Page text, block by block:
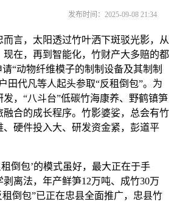
发布时间：2025-09-08 21:34
言，太阳透过竹叶洒下斑驳光影，从
在，再到智能化，竹财产大多赔的都
“动物纤维模子的制制设备及其制制
田代凡等人起头参取“反租倒包”。为
，“八斗台”低碳竹海康养、野鹤镇笋
合的成长程序。竹影婆娑，总会有竹
、硬件投入大、研发资金紧，彭道平
包’的模式虽好，最大正在于手
离法，年产鲜笋12万吨、成竹30万
倒包”已正在忠县全面推广，忠县竹